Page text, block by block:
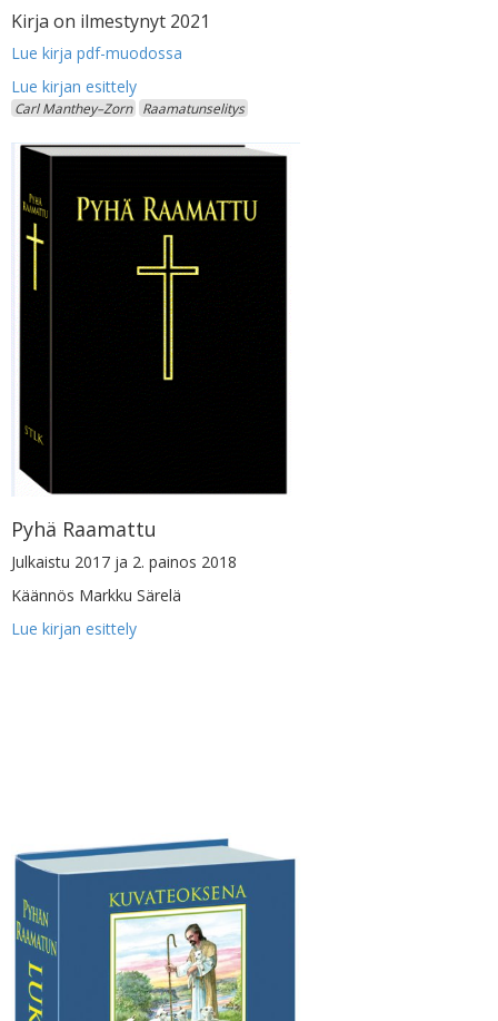
Kirja on ilmestynyt 2021
Lue kirja pdf-muodossa
Carl Manthey–Zorn Raamatunselitys
Pyhä Raamattu
Julkaistu 2017 ja 2. painos 2018
Käännös Markku Särelä